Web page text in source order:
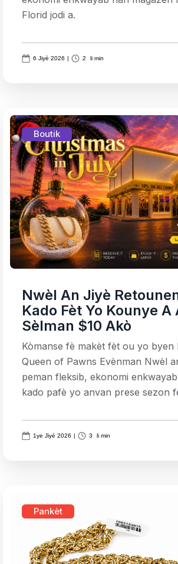
Florid jodi a.
6 Jiyè 2026 | 2 li min
Boutik
Nwèl An Jiyè
Kado Fèt Yo Kounye A
Sèlman $10 Akò
Kòmanse fè makèt fèt ou yo byen
Queen of Pawns Evènman Nwèl
peman fleksib, ekonomi
kado pafè yo anvan prese sezon
1ye Jiyè 2026 | 3 li min
Pankèt